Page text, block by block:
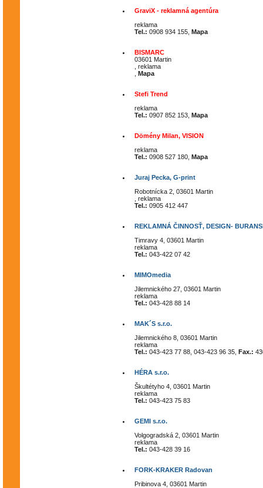
GraviX - reklamná agentúra
reklama
Tel.: 0908 934 155, Mapa
BISMARC
03601 Martin
, reklama
Mapa
Stefi Trend
reklama
Tel.: 0907 852 153, Mapa
Dömény Milan, VISION
reklama
Tel.: 0908 527 180, Mapa
Juraj Pecka, G-print
Robotnícka 2, 03601 Martin
, reklama
Tel.: 0905 412 447
REKLAMNÁ ČINNOSŤ, DESIGN-
Timravy 4, 03601 Martin
reklama
Tel.: 043-422 07 42
MIMOmedia
Jilemnického 27, 03601 Martin
reklama
Tel.: 043-428 88 14
MAK´S s.r.o.
Jilemnického 8, 03601 Martin
reklama
Tel.: 043-423 77 88, 043-423 96 35, Fax.:
HÉRA s.r.o.
Škultétyho 4, 03601 Martin
reklama
Tel.: 043-423 75 83
GEMI s.r.o.
Volgogradská 2, 03601 Martin
reklama
Tel.: 043-428 39 16
FORK-KRAKER Radovan
Pribinova 4, 03601 Martin